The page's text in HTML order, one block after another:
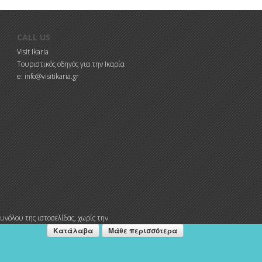
Κατάλαβα Μάθε περισσότερα
CALL US
Visit Ikaria
Τουριστικός οδηγός για την Ικαρία
e: info@visitikaria.gr
της ιστοσελίδας, χωρίς την